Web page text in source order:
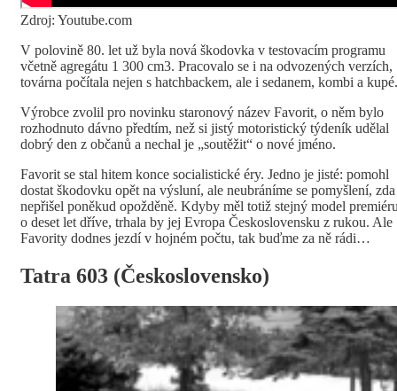
Zdroj: Youtube.com
V polovině 80. let už byla nová škodovka v testovacím programu
včetně agregátu 1 300 cm3. Pracovalo se i na odvozených verzích,
továrna počítala nejen s hatchbackem, ale i sedanem, kombi a
Výrobce zvolil pro novinku staronový název Favorit, o něm bylo
rozhodnuto dávno předtím, než si jistý motoristický týdeník udělal
dobrý den z občanů a nechal je „soutěžit“ o nové jméno.
Favorit se stal hitem konce socialistické éry. Jedno je jisté: pomohl
dostat škodovku opět na výsluní, ale neubráníme se pomyšlení, zda
nepřišel poněkud opožděně. Kdyby měl totiž stejný model
o deset let dříve, trhala by jej Evropa Československu z rukou. Ale
Favority dodnes jezdí v hojném počtu, tak buďme za ně rádi…
Tatra 603 (Československo)